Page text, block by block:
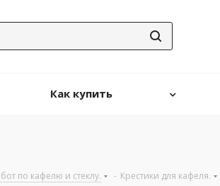
Как купить
по кафелю и стеклу. - Крестики для кафеля.